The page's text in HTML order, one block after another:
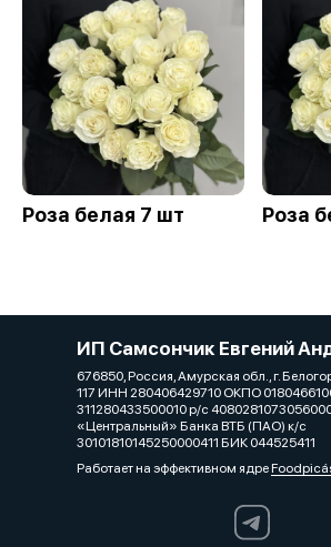
Роза белая 7 шт Роза
ИП Самсончик Евгений
676850, Россия, Амурская обл., г.
117 ИНН 280406429710 ОКПО
311280433500010 р/с
«Центральный» Банка ВТБ (ПАО) к/с
30101810145250000411 БИК 044525411
Работает на эффективном ядре